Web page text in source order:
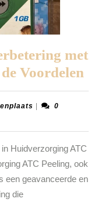
met
Voordelen
de
emotion-
|
0
Huidverzorging ATC
ATC Peeling, ook
een geavanceerde en
die